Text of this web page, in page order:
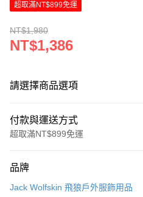
超取滿NT$899免運
NT$1,980
NT$1,386
請選擇商品選項
付款與運送方式
超取滿NT$899免運
信用卡一次付款
品牌
Jack Wolfskin 飛狼戶外服飾用品